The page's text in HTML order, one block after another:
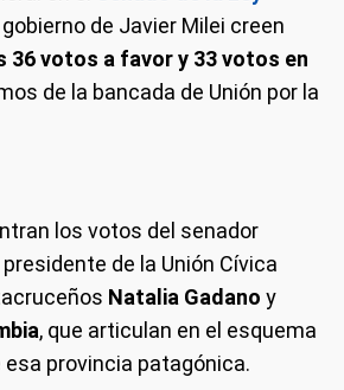
de Javier Milei creen
36 votos a favor y 33 votos en
de la bancada de Unión por la
los votos del senador
presidente de la Unión Cívica
Natalia Gadano y
, que articulan en el esquema
esa provincia patagónica.